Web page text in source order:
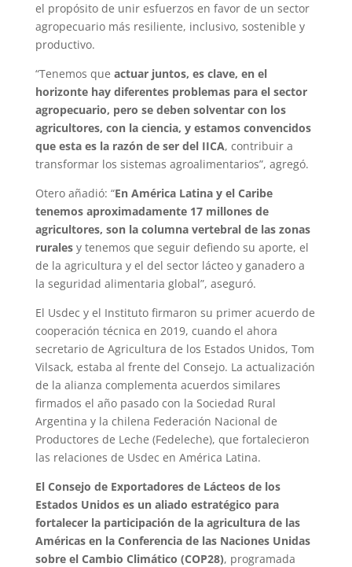
el propósito de unir esfuerzos en favor de un sector
agropecuario más resiliente, inclusivo, sostenible y
productivo.
“Tenemos que actuar juntos, es clave, en el
horizonte hay diferentes problemas para el sector
agropecuario, pero se deben solventar con los
agricultores, con la ciencia, y estamos convencidos
que esta es la razón de ser del IICA, contribuir a
transformar los sistemas agroalimentarios”, agregó.
Otero añadió: “En América Latina y el Caribe
tenemos aproximadamente 17 millones de
agricultores, son la columna vertebral de las zonas
ruralesy tenemos que seguir defiendo su aporte, el
de la agricultura y el del sector lácteo y ganadero a
la seguridad alimentaria global”, aseguró.
El Usdec y el Instituto firmaron su primer acuerdo de
cooperación técnica en 2019, cuando el ahora
secretario de Agricultura de los Estados Unidos, Tom
Vilsack, estaba al frente del Consejo. La actualización
de la alianza complementa acuerdos similares
firmados el año pasado con la Sociedad Rural
Argentina y la chilena Federación Nacional de
Productores de Leche (Fedeleche), que fortalecieron
las relaciones de Usdec en América Latina.
El Consejo de Exportadores de Lácteos de los
Estados Unidos es un aliado estratégico para
fortalecer la participación de la agricultura de las
Américas en la Conferencia de las Naciones Unidas
sobre el Cambio Climático (COP28), programada